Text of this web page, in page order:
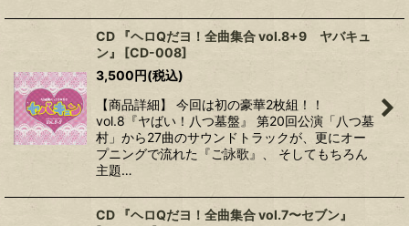
CD 『ヘロQだヨ！全曲集合 vol.8+9 ヤバキュ
ン』
[CD-008]
3,500円(税込)
【商品詳細】 今回は初の豪華2枚組！！
vol.8『ヤばい！八つ墓盤』 第20回公演「八つ墓
村」から27曲のサウンドトラックが、更にオー
プニングで流れた『ご詠歌』、 そしてもちろん
主題…
CD 『ヘロQだヨ！全曲集合 vol.7〜セブン』